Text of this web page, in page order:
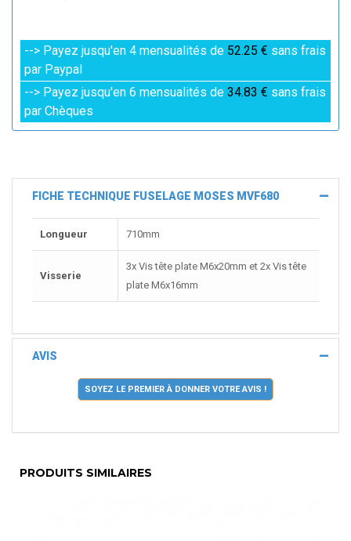
--> Payez jusqu'en 4 mensualités de 52.25 € sans frais
par Paypal
--> Payez jusqu'en 6 mensualités de 34.83 € sans frais
par Chèques
FICHE TECHNIQUE FUSELAGE MOSES MVF680
Longueur 710mm
Visserie
3x Vis tête plate M6x20mm et 2x Vis tête
plate M6x16mm
AVIS
SOYEZ LE PREMIER À DONNER VOTRE AVIS !
PRODUITS SIMILAIRES